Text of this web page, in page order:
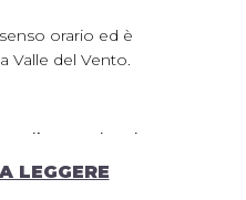
orario ed è
Valle del Vento.
Aprile Maggio
Giugno
LEGGERE